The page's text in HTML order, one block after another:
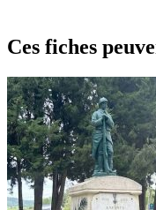
Ces fiches